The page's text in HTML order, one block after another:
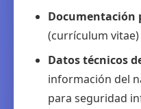
Documentación
(currículum
Datos técnicos
información del
para seguridad